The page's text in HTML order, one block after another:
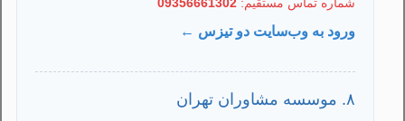
شماره تماس مستقیم: 09356661302
ورود به وب‌سایت دو تیزس ←
۸. موسسه مشاوران تهران